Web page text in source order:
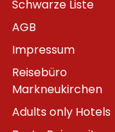
Schwarze Liste
AGB
Impressum
Reisebüro
Markneukirchen
Adults only Hotels